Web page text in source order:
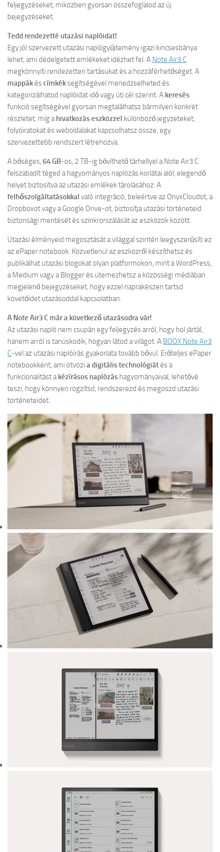
feljegyzéseket, miközben gyorsan összefoglalod az új
bejegyzéseket.
Tedd rendezetté utazási naplóidat!
Egy jól szervezett utazási naplógyűjtemény igazi kincsesbánya
lehet, ami dédelgetett emlékeket idézhet fel. A Note Air3 C
megkönnyíti rendezetten tartásukat és a hozzáférhetőséget. A
mappákéscímkéksegítségével menedzselheted és
kategorizálhatod naplóidat idő vagy úti cél szerint. A keresés
funkció segítségével gyorsan megtalálhatsz bármilyen konkrét
részletet, míg ahivatkozás eszközzel különböző jegyzeteket,
folyóiratokat és weboldalakat kapcsolhatsz össze, egy
szervezettebb rendszert létrehozva.
A bőséges, 64 GB-os, 2 TB-ig bővíthető tárhellyel a Note Air3 C
felszabadít téged a hagyományos naplózás korlátai alól, elegendő
helyet biztosítva az utazási emlékek tárolásához. A
felhőszolgáltatásokkal való integráció, beleértve az OnyxCloudot, a
Dropboxot vagy a Google Drive-ot, biztosítja utazási történeteid
biztonsági mentését és szinkronizálását az eszközök között.
Utazási élményeid megosztását a világgal szintén leegyszerűsíti ez
az ePaper notebook. Közvetlenül az eszközről készíthetsz és
publikálhat utazási blogokat olyan platformokon, mint a WordPress,
a Medium vagy a Blogger és ütemezhetsz a közösségi médiában
megjelenő bejegyzéseket, hogy ezzel naprakészen tartsd
követőidet utazásoddal kapcsolatban.
A Note Air3 C már a következő utazásodra vár!
Az utazási napló nem csupán egy feljegyzés arról, hogy hol jártál,
hanem arról is tanúskodik, hogyan látod a világot. A BOOX Note Air3
C-vel az utazási naplóírás gyakorlata tovább bővül. Erőteljes ePaper
notebookként, ami ötvözi a digitális technológiátés a
funkcionalitást akézírásos naplózás hagyományaival, lehetővé
teszi, hogy könnyen rögzítsd, rendszerezd és megoszd utazási
történeteidet.